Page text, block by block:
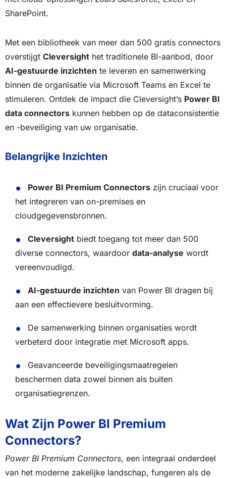
SharePoint.
Met een bibliotheek van meer dan 500 gratis connectors
overstijgt Cleversight het traditionele BI-aanbod, door
AI-gestuurde inzichten te leveren en samenwerking
binnen de organisatie via Microsoft Teams en Excel te
stimuleren. Ontdek de impact die Cleversight’s Power BI
data connectors kunnen hebben op de dataconsistentie
en -beveiliging van uw organisatie.
Belangrijke Inzichten
Power BI Premium Connectorszijn cruciaal voor
het integreren van on-premises en
cloudgegevensbronnen.
Cleversightbiedt toegang tot meer dan 500
diverse connectors, waardoor data-analyse wordt
vereenvoudigd.
AI-gestuurde inzichten van Power BI dragen bij
aan een effectievere besluitvorming.
De samenwerking binnen organisaties wordt
verbeterd door integratie met Microsoft apps.
Geavanceerde beveiligingsmaatregelen
beschermen data zowel binnen als buiten
organisatiegrenzen.
Wat Zijn Power BI Premium
Connectors?
Power BI Premium Connectors, een integraal onderdeel
van het moderne zakelijke landschap, fungeren als de